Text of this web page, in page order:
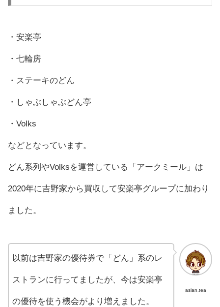
・安楽亭
・七輪房
・ステーキのどん
・しゃぶしゃぶどん亭
・Volks
などとなっています。
どん系列やVolksを運営している「アークミール」は
2020年に吉野家から買収して安楽亭グループに加わり
ました。
asian.tea
以前は吉野家の優待券で「どん」系のレ
ストランに行ってましたが、今は安楽亭
の優待を使う機会がより増えました。